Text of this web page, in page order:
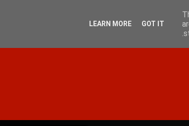
LEARN MORE GOT IT